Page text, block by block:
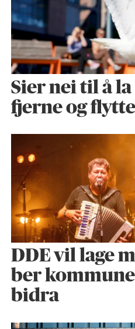
Sier nei til å
fjerne og
DDE vil lage
ber
bidra